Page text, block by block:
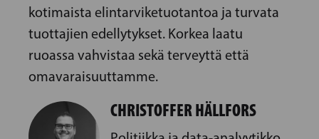
kotimaista elintarviketuotantoa ja turvata
tuottajien edellytykset. Korkea laatu
ruoassa vahvistaa sekä terveyttä että
omavaraisuuttamme.
CHRISTOFFER HÄLLFORS